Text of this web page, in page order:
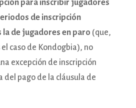
para inscribir jugadores
de inscripción
la de jugadores en paro (que,
caso de Kondogbia), no
excepción de inscripción
del pago de la cláusula de